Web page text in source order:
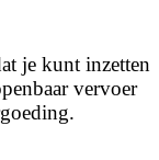
je kunt inzetten
vervoer